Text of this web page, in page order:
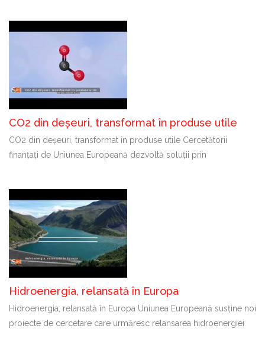
CO2 din deșeuri, transformat în produse utile
CO2 din deșeuri, transformat în produse utile Cercetătorii
finanțați de Uniunea Europeană dezvoltă soluții prin
Hidroenergia, relansată în Europa
Hidroenergia, relansată în Europa Uniunea Europeană susține noi
proiecte de cercetare care urmăresc relansarea hidroenergiei